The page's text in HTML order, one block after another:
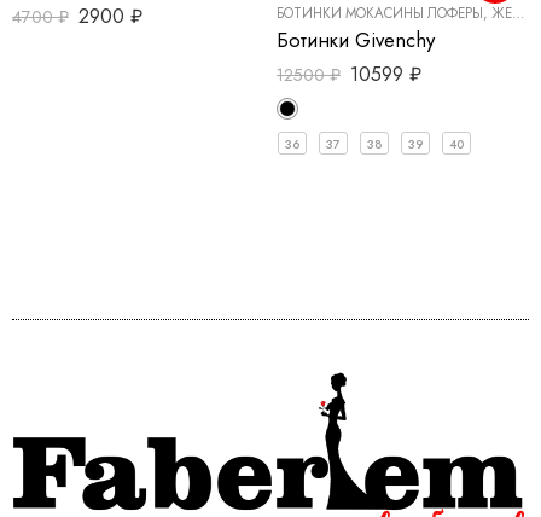
4700₽ 2900 ₽ БОТИНКИ МОКАСИНЫ ЛОФЕРЫ, ЖЕНСКАЯ ОБУВЬ
Ботинки Givenchy
12500₽ 10599 ₽
36 37 38 39 40